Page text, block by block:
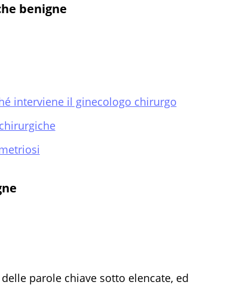
benigne
interviene il ginecologo chirurgo
parole chiave sotto elencate, ed